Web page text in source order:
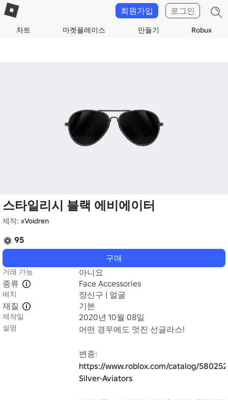
차트 마켓플레이스 만들기 Robux
회원가입 로그인
스타일리시 블랙 에비에이터
제작: xVoidren
95
구매
거래 가능
아니요
종류
Face Accessories
배치
장신구 | 얼굴
재질
기본
제작일 2020년 10월 08일
설명 어떤 경우에도 멋진 선글라스!
https://www.roblox.com/catalog/
Silver-Aviators